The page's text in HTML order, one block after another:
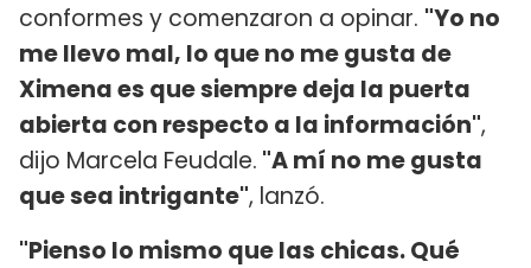
conformes y comenzaron a opinar. "Yo no
me llevo mal, lo que no me gusta de
Ximena es que siempre deja la puerta
abierta con respecto a la información",
dijo Marcela Feudale. "A mí no me gusta
que sea intrigante", lanzó.
"Pienso lo mismo que las chicas. Qué